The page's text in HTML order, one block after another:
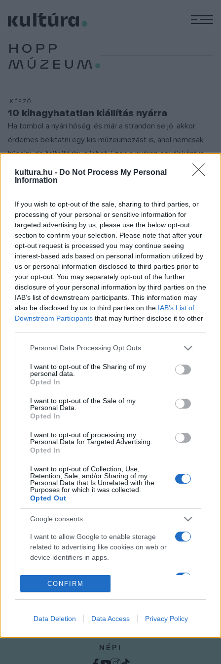
kultura.hu - Do Not Process My Personal
Information
If you wish to opt-out of the sale, sharing to third parties, or
processing of your personal or sensitive information for
targeted advertising by us, please use the below opt-out
section to confirm your selection. Please note that after your
opt-out request is processed you may continue seeing
interest-based ads based on personal information utilized by
us or personal information disclosed to third parties prior to
your opt-out. You may separately opt-out of the further
disclosure of your personal information by third parties on the
IAB’s list of downstream participants. This information may
also be disclosed by us to third parties on the IAB’s List of
Downstream Participants that may further disclose it to other
Please note that this website/app uses one or more Google
not limited to your visit or usage behaviour. You may click to
grant or deny consent to Google and its third-party tags to
use your data for below specified purposes in below Google
consent section.
Personal Data Processing Opt Outs
I want to opt-out of the Sharing of my
personal data.
Opted In
I want to opt-out of the Sale of my
Personal Data.
Opted In
I want to opt-out of processing my
Personal Data for Targeted Advertising.
Opted In
I want to opt-out of Collection, Use,
Retention, Sale, and/or Sharing of my
Personal Data that Is Unrelated with the
Purposes for which it was collected.
Opted Out
Google consents
I want to allow Google to enable storage
related to advertising like cookies on web or
device identifiers in apps.
I want to allow my user data to be sent to
Google for online advertising purposes.
personalized advertising.
I want to allow Google to enable storage
related to analytics like cookies on web or
device identifiers in apps.
CONFIRM
Data Deletion Data Access Privacy Policy
HOPP
MÚZEUM
KÉPZŐ
10 kihagyhatatlan kiállítás nyárra
Ha tombol a nyári hőség, és már a strandon se jó, akkor
érdemes beiktatni egy kis múzeumozást is, ahol nemcsak
hűsölni, de feltöltődni is lehet. Ezen a nyáron egyébként is
rengeteg izgalmas kiállítás közül lehet válogatni.
KÉPZŐ
Százötven év keleti művészet
Díszes, kissé groteszk wayang bábok merednek ránk egy
vitrin mögül, az ülő démon csempelap felső szélén pedig
egy graffitire bukkanunk. Egy kapuőrző vigyázza a Buddha-
szobrokat és tekercseket, egy strucctojás pedig Hopp
Ferenc gyűjteményezéséről mesél. A Hopp Ferenc Múzeum
Made in Asia című kiállításán különlegesebbnél
különlegesebb tárgyakat tekinthetünk meg.
KÉPZŐ
Ázsia Budapesten
Interjú Fajcsák Györgyivel, a 100 éves Hopp Múzeum
igazgatójával.
Buddhista tekercsek és démonfigura
100 éve, hogy a világutazó Hopp Ferenc elhunyt, és a
darabból álló műgyűjteményét azzal a feltétellel, hogy annak
helyén múzeum nyílik. Ennek jubileumára és a magyar Ázsia-
kutatás 150. évfordulójára is emlékezik a villában működő
Hopp Ferenc Ázsiai Művészeti Múzeum és annak kertje.
NÉPI